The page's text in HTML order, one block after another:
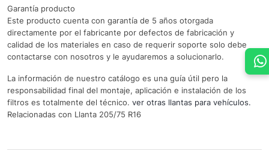
Garantía producto
Este producto cuenta con garantía de 5 años otorgada
directamente por el fabricante por defectos de fabricación y
calidad de los materiales en caso de requerir soporte solo debe
contactarse con nosotros y le ayudaremos a solucionarlo.
La información de nuestro catálogo es una guía útil pero la
responsabilidad final del montaje, aplicación e instalación de los
filtros es totalmente del técnico. ver otras llantas para vehículos.
Relacionadas con Llanta 205/75 R16